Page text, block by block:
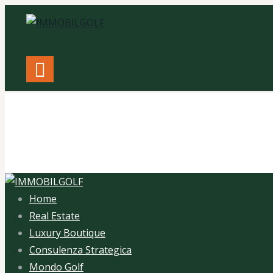
Home
Real Estate
Luxury Boutique
Consulenza Strategica
Mondo Golf